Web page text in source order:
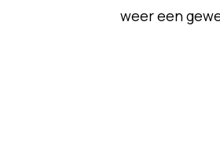
weer een